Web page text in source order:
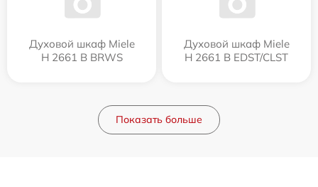
Духовой шкаф Miele
H 2661 B BRWS
Духовой шкаф Miele
H 2661 B EDST/CLST
Показать больше